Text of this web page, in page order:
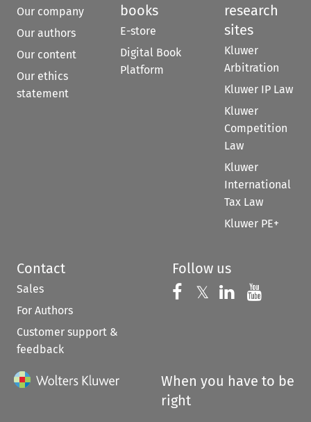
Our company
Our authors
Our content
Our ethics
statement
books
E-store
Digital Book
Platform
research
sites
Kluwer
Arbitration
Kluwer IP Law
Kluwer
Competition
Law
Kluwer
International
Tax Law
Kluwer PE+
Contact
Sales
For Authors
Customer support &
feedback
Follow us
Follow us on
𝕏 Follow us on
Follow us
When you have to be
right